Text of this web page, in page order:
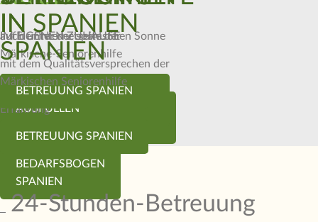
auf der Internetseite der
Märkische-Seniorenhilfe
BEDARFSBOGEN
IM EIGENEN ZUHAUSE
BEDARFSBOGEN
AUSFÜLLEN
IN
SPANIEN
Betreuung mit Herz und
Erfahrung
BEDARFSBOGEN
SPANIEN
auch unter der spanischen Sonne
BETREUUNG SPANIEN
IN SPANIEN
mit dem Qualitätsversprechen der
Märkischen Seniorenhilfe
BETREUUNG SPANIEN
24-Stunden-Betreuung